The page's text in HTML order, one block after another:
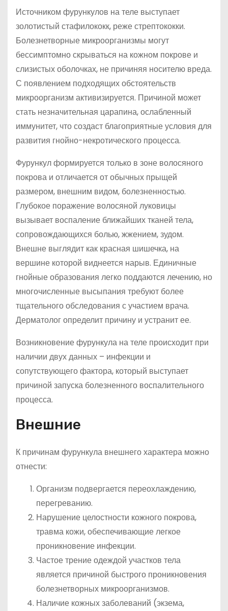
Источником фурункулов на теле выступает
золотистый стафилококк, реже стрептококки.
Болезнетворные микроорганизмы могут
бессимптомно скрываться на кожном покрове и
слизистых оболочках, не причиняя носителю вреда.
С появлением подходящих обстоятельств
микроорганизм активизируется. Причиной может
стать незначительная царапина, ослабленный
иммунитет, что создаст благоприятные условия для
развития гнойно-некротического процесса.
Фурункул формируется только в зоне волосяного
покрова и отличается от обычных прыщей
размером, внешним видом, болезненностью.
Глубокое поражение волосяной луковицы
вызывает воспаление ближайших тканей тела,
сопровождающихся болью, жжением, зудом.
Внешне выглядит как красная шишечка, на
вершине которой виднеется нарыв. Единичные
гнойные образования легко поддаются лечению, но
многочисленные высыпания требуют более
тщательного обследования с участием врача.
Дерматолог определит причину и устранит ее.
Возникновение фурункула на теле происходит при
наличии двух данных – инфекции и
сопутствующего фактора, который выступает
причиной запуска болезненного воспалительного
процесса.
Внешние
К причинам фурункула внешнего характера можно
отнести:
Организм подвергается переохлаждению,
перегреванию.
Нарушение целостности кожного покрова,
травма кожи, обеспечивающие легкое
проникновение инфекции.
Частое трение одеждой участков тела
является причиной быстрого проникновения
болезнетворных микроорганизмов.
Наличие кожных заболеваний (экзема,